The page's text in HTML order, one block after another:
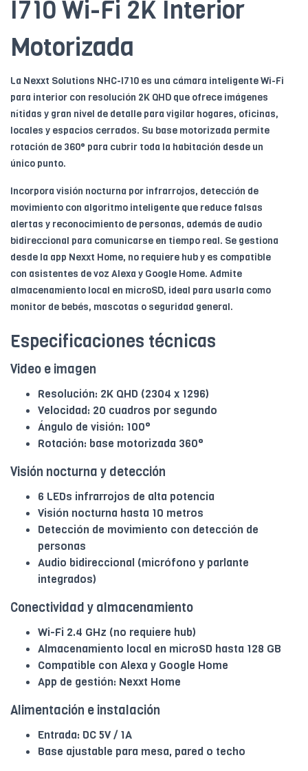
I710 Wi-Fi 2K Interior
Motorizada
La Nexxt Solutions NHC-I710 es una cámara inteligente Wi-Fi
para interior con resolución 2K QHD que ofrece imágenes
nítidas y gran nivel de detalle para vigilar hogares, oficinas,
locales y espacios cerrados. Su base motorizada permite
rotación de 360° para cubrir toda la habitación desde un
único punto.
Incorpora visión nocturna por infrarrojos, detección de
movimiento con algoritmo inteligente que reduce falsas
alertas y reconocimiento de personas, además de audio
bidireccional para comunicarse en tiempo real. Se gestiona
desde la app Nexxt Home, no requiere hub y es compatible
con asistentes de voz Alexa y Google Home. Admite
almacenamiento local en microSD, ideal para usarla como
monitor de bebés, mascotas o seguridad general.
Especificaciones técnicas
Video e imagen
Resolución: 2K QHD (2304 x 1296)
Velocidad: 20 cuadros por segundo
Ángulo de visión: 100°
Rotación: base motorizada 360°
Visión nocturna y detección
6 LEDs infrarrojos de alta potencia
Visión nocturna hasta 10 metros
Detección de movimiento con detección de
personas
Audio bidireccional (micrófono y parlante
integrados)
Conectividad y almacenamiento
Wi-Fi 2.4 GHz (no requiere hub)
Almacenamiento local en microSD hasta 128 GB
Compatible con Alexa y Google Home
App de gestión: Nexxt Home
Alimentación e instalación
Entrada: DC 5V / 1A
Base ajustable para mesa, pared o techo